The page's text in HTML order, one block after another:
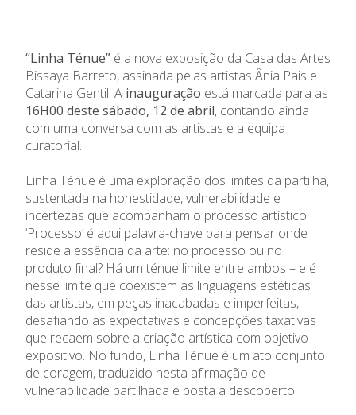
“Linha Ténue” é a nova exposição da Casa das Artes
Bissaya Barreto, assinada pelas artistas Ânia Pais e
Catarina Gentil. A inauguração está marcada para as
16H00 deste sábado, 12 de abril, contando ainda
com uma conversa com as artistas e a equipa
curatorial.
Linha Ténue é uma exploração dos limites da partilha,
sustentada na honestidade, vulnerabilidade e
incertezas que acompanham o processo artístico.
‘Processo’ é aqui palavra-chave para pensar onde
reside a essência da arte: no processo ou no
produto final? Há um ténue limite entre ambos – e é
nesse limite que coexistem as linguagens estéticas
das artistas, em peças inacabadas e imperfeitas,
desafiando as expectativas e concepções taxativas
que recaem sobre a criação artística com objetivo
expositivo. No fundo, Linha Ténue é um ato conjunto
de coragem, traduzido nesta afirmação de
vulnerabilidade partilhada e posta a descoberto.